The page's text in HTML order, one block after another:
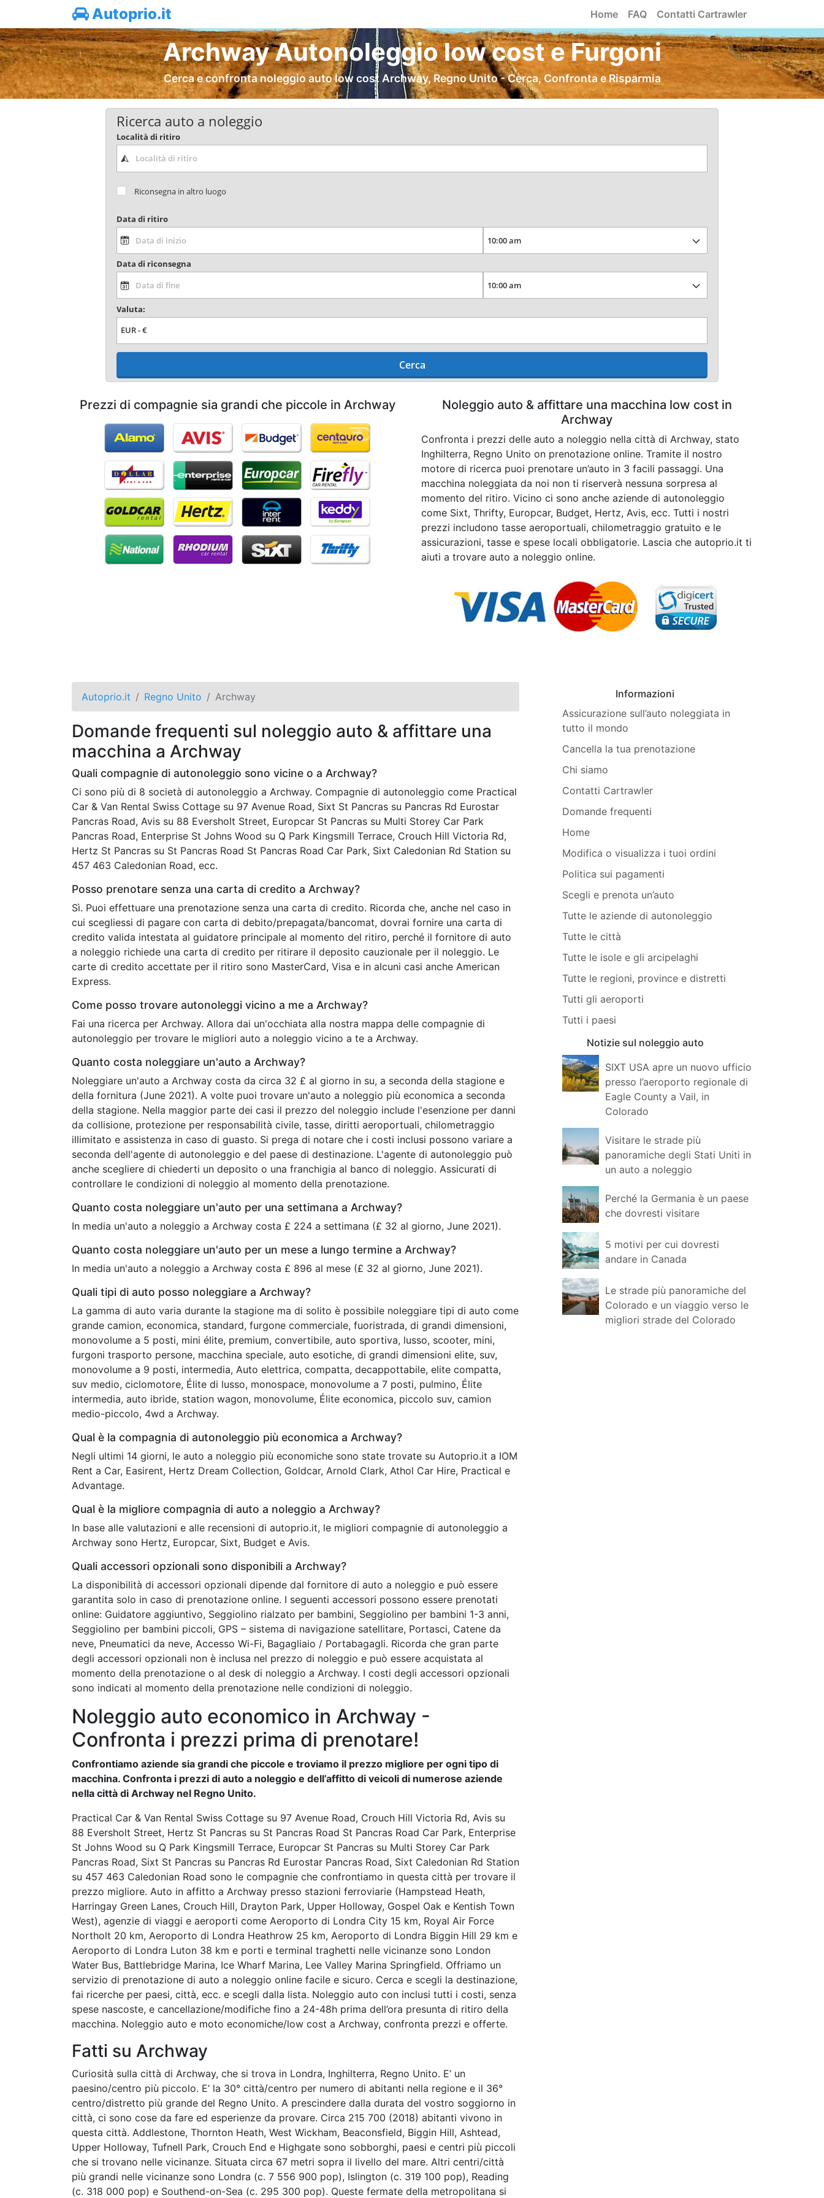
Autoprio.it Home FAQ Contatti Cartrawler
Archway Autonoleggio low cost e Furgoni
Cerca e confronta noleggio auto low cost Archway, Regno Unito - Cerca, Confronta e Risparmia
Ricerca auto a noleggio
Località di ritiro
Riconsegna in altro luogo
Data di ritiro
Data di riconsegna
Valuta:
Cerca
Prezzi di compagnie sia grandi che piccole in Archway
Noleggio auto & affittare una macchina low cost in
Archway
Confronta i prezzi delle auto a noleggio nella città di Archway, stato
Inghilterra, Regno Unito on prenotazione online. Tramite il nostro
motore di ricerca puoi prenotare un’auto in 3 facili passaggi. Una
macchina noleggiata da noi non ti riserverà nessuna sorpresa al
momento del ritiro. Vicino ci sono anche aziende di autonoleggio
come Sixt, Thrifty, Europcar, Budget, Hertz, Avis, ecc. Tutti i nostri
prezzi includono tasse aeroportuali, chilometraggio gratuito e le
assicurazioni, tasse e spese locali obbligatorie. Lascia che autoprio.it ti
aiuti a trovare auto a noleggio online.
Autoprio.it Regno Unito Archway
Domande frequenti sul noleggio auto & affittare una
macchina a Archway
Quali compagnie di autonoleggio sono vicine o a Archway?
Ci sono più di 8 società di autonoleggio a Archway. Compagnie di autonoleggio come Practical
Car & Van Rental Swiss Cottage su 97 Avenue Road, Sixt St Pancras su Pancras Rd Eurostar
Pancras Road, Avis su 88 Eversholt Street, Europcar St Pancras su Multi Storey Car Park
Pancras Road, Enterprise St Johns Wood su Q Park Kingsmill Terrace, Crouch Hill Victoria Rd,
Hertz St Pancras su St Pancras Road St Pancras Road Car Park, Sixt Caledonian Rd Station su
457 463 Caledonian Road, ecc.
Posso prenotare senza una carta di credito a Archway?
Sì. Puoi effettuare una prenotazione senza una carta di credito. Ricorda che, anche nel caso in
cui scegliessi di pagare con carta di debito/prepagata/bancomat, dovrai fornire una carta di
credito valida intestata al guidatore principale al momento del ritiro, perché il fornitore di auto
a noleggio richiede una carta di credito per ritirare il deposito cauzionale per il noleggio. Le
carte di credito accettate per il ritiro sono MasterCard, Visa e in alcuni casi anche American
Express.
Come posso trovare autonoleggi vicino a me a Archway?
Fai una ricerca per Archway. Allora dai un'occhiata alla nostra mappa delle compagnie di
autonoleggio per trovare le migliori auto a noleggio vicino a te a Archway.
Quanto costa noleggiare un'auto a Archway?
Noleggiare un'auto a Archway costa da circa 32 £ al giorno in su, a seconda della stagione e
della fornitura (June 2021). A volte puoi trovare un'auto a noleggio più economica a seconda
della stagione. Nella maggior parte dei casi il prezzo del noleggio include l'esenzione per danni
da collisione, protezione per responsabilità civile, tasse, diritti aeroportuali, chilometraggio
illimitato e assistenza in caso di guasto. Si prega di notare che i costi inclusi possono variare a
seconda dell'agente di autonoleggio e del paese di destinazione. L'agente di autonoleggio può
anche scegliere di chiederti un deposito o una franchigia al banco di noleggio. Assicurati di
controllare le condizioni di noleggio al momento della prenotazione.
Quanto costa noleggiare un'auto per una settimana a Archway?
In media un'auto a noleggio a Archway costa £ 224 a settimana (£ 32 al giorno, June 2021).
Quanto costa noleggiare un'auto per un mese a lungo termine a Archway?
In media un'auto a noleggio a Archway costa £ 896 al mese (£ 32 al giorno, June 2021).
Quali tipi di auto posso noleggiare a Archway?
La gamma di auto varia durante la stagione ma di solito è possibile noleggiare tipi di auto come
grande camion, economica, standard, furgone commerciale, fuoristrada, di grandi dimensioni,
monovolume a 5 posti, mini élite, premium, convertibile, auto sportiva, lusso, scooter, mini,
furgoni trasporto persone, macchina speciale, auto esotiche, di grandi dimensioni elite, suv,
monovolume a 9 posti, intermedia, Auto elettrica, compatta, decappottabile, elite compatta,
suv medio, ciclomotore, Élite di lusso, monospace, monovolume a 7 posti, pulmino, Élite
intermedia, auto ibride, station wagon, monovolume, Élite economica, piccolo suv, camion
medio-piccolo, 4wd a Archway.
Qual è la compagnia di autonoleggio più economica a Archway?
Negli ultimi 14 giorni, le auto a noleggio più economiche sono state trovate su Autoprio.it a IOM
Rent a Car, Easirent, Hertz Dream Collection, Goldcar, Arnold Clark, Athol Car Hire, Practical e
Advantage.
Qual è la migliore compagnia di auto a noleggio a Archway?
In base alle valutazioni e alle recensioni di autoprio.it, le migliori compagnie di autonoleggio a
Archway sono Hertz, Europcar, Sixt, Budget e Avis.
Quali accessori opzionali sono disponibili a Archway?
La disponibilità di accessori opzionali dipende dal fornitore di auto a noleggio e può essere
garantita solo in caso di prenotazione online. I seguenti accessori possono essere prenotati
online: Guidatore aggiuntivo, Seggiolino rialzato per bambini, Seggiolino per bambini 1-3 anni,
Seggiolino per bambini piccoli, GPS – sistema di navigazione satellitare, Portasci, Catene da
neve, Pneumatici da neve, Accesso Wi-Fi, Bagagliaio / Portabagagli. Ricorda che gran parte
degli accessori opzionali non è inclusa nel prezzo di noleggio e può essere acquistata al
momento della prenotazione o al desk di noleggio a Archway. I costi degli accessori opzionali
sono indicati al momento della prenotazione nelle condizioni di noleggio.
Noleggio auto economico in Archway -
Confronta i prezzi prima di prenotare!
Confrontiamo aziende sia grandi che piccole e troviamo il prezzo migliore per ogni tipo di
macchina. Confronta i prezzi di auto a noleggio e dell’affitto di veicoli di numerose aziende
nella città di Archway nel Regno Unito.
Practical Car & Van Rental Swiss Cottage su 97 Avenue Road, Crouch Hill Victoria Rd, Avis su
88 Eversholt Street, Hertz St Pancras su St Pancras Road St Pancras Road Car Park, Enterprise
St Johns Wood su Q Park Kingsmill Terrace, Europcar St Pancras su Multi Storey Car Park
Pancras Road, Sixt St Pancras su Pancras Rd Eurostar Pancras Road, Sixt Caledonian Rd Station
su 457 463 Caledonian Road sono le compagnie che confrontiamo in questa città per trovare il
prezzo migliore. Auto in affitto a Archway presso stazioni ferroviarie (Hampstead Heath,
Harringay Green Lanes, Crouch Hill, Drayton Park, Upper Holloway, Gospel Oak e Kentish Town
West), agenzie di viaggi e aeroporti come Aeroporto di Londra City 15 km, Royal Air Force
Northolt 20 km, Aeroporto di Londra Heathrow 25 km, Aeroporto di Londra Biggin Hill 29 km e
Aeroporto di Londra Luton 38 km e porti e terminal traghetti nelle vicinanze sono London
Water Bus, Battlebridge Marina, Ice Wharf Marina, Lee Valley Marina Springfield. Offriamo un
servizio di prenotazione di auto a noleggio online facile e sicuro. Cerca e scegli la destinazione,
fai ricerche per paesi, città, ecc. e scegli dalla lista. Noleggio auto con inclusi tutti i costi, senza
spese nascoste, e cancellazione/modifiche fino a 24-48h prima dell’ora presunta di ritiro della
macchina. Noleggio auto e moto economiche/low cost a Archway, confronta prezzi e offerte.
Fatti su Archway
Curiosità sulla città di Archway, che si trova in Londra, Inghilterra, Regno Unito. E’ un
paesino/centro più piccolo. E’ la 30° città/centro per numero di abitanti nella regione e il 36°
centro/distretto più grande del Regno Unito. A prescindere dalla durata del vostro soggiorno in
città, ci sono cose da fare ed esperienze da provare. Circa 215 700 (2018) abitanti vivono in
questa città. Addlestone, Thornton Heath, West Wickham, Beaconsfield, Biggin Hill, Ashtead,
Upper Holloway, Tufnell Park, Crouch End e Highgate sono sobborghi, paesi e centri più piccoli
che si trovano nelle vicinanze. Situata circa 67 metri sopra il livello del mare. Altri centri/città
più grandi nelle vicinanze sono Londra (c. 7 556 900 pop), Islington (c. 319 100 pop), Reading
(c. 318 000 pop) e Southend-on-Sea (c. 295 300 pop). Queste fermate della metropolitana si
Informazioni
Assicurazione sull’auto noleggiata in
tutto il mondo
Cancella la tua prenotazione
Chi siamo
Contatti Cartrawler
Domande frequenti
Home
Modifica o visualizza i tuoi ordini
Politica sui pagamenti
Scegli e prenota un’auto
Tutte le aziende di autonoleggio
Tutte le città
Tutte le isole e gli arcipelaghi
Tutte le regioni, province e distretti
Tutti gli aeroporti
Tutti i paesi
Notizie sul noleggio auto
SIXT USA apre un nuovo ufficio
presso l’aeroporto regionale di
Eagle County a Vail, in
Colorado
Visitare le strade più
panoramiche degli Stati Uniti in
un auto a noleggio
Perché la Germania è un paese
che dovresti visitare
5 motivi per cui dovresti
andare in Canada
Le strade più panoramiche del
Colorado e un viaggio verso le
migliori strade del Colorado